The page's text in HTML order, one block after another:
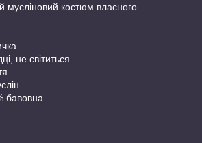
мусліновий костюм власного
не світиться
бавовна